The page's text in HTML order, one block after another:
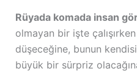
Rüyada komada insan
olmayan bir işte
düşeceğine, bunun
büyük bir sürpriz